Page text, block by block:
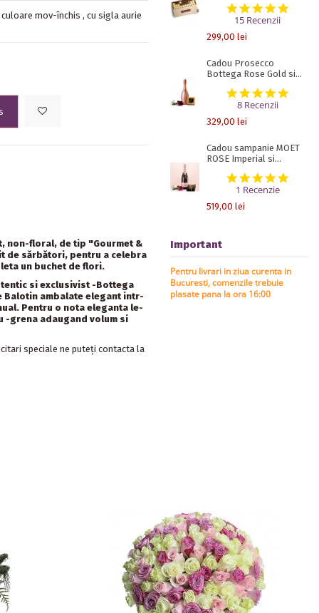
mov-închis , cu sigla aurie
non-floral, de tip "Gourmet &
de sărbători, pentru a celebra
un buchet de flori.
si exclusivist -Bottega
Balotin ambalate elegant intr-
Pentru o nota eleganta le-
-grena adaugand volum si
speciale ne puteți contacta la
5.0
15 Recenzii
299,00 lei
Cadou Prosecco
Bottega Rose Gold si...
5.0
8 Recenzii
329,00 lei
Cadou sampanie MOET
ROSE Imperial si...
5.0
1 Recenzie
519,00 lei
Important
Pentru livrari in ziua curenta in
Bucuresti, comenzile trebuie
plasate pana la ora 16:00